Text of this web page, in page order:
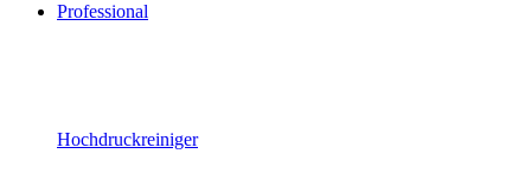
Professional
Hochdruckreiniger